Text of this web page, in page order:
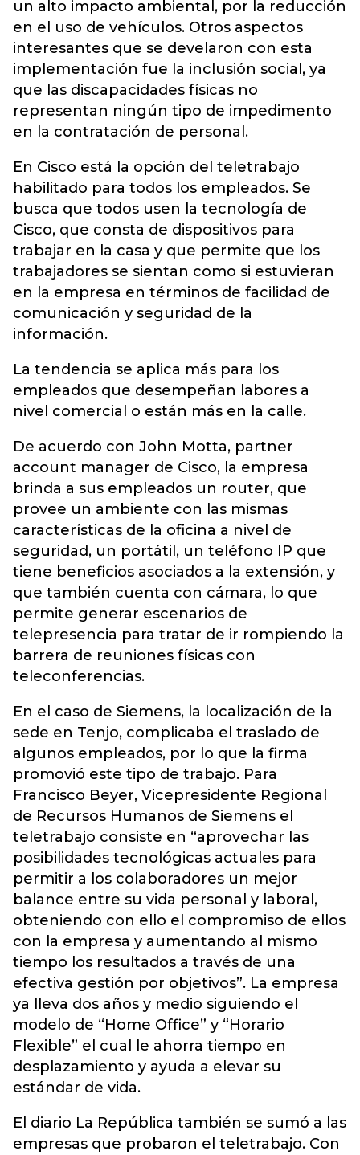
un alto impacto ambiental, por la reducción
en el uso de vehículos. Otros aspectos
interesantes que se develaron con esta
implementación fue la inclusión social, ya
que las discapacidades físicas no
representan ningún tipo de impedimento
en la contratación de personal.
En Cisco está la opción del teletrabajo
habilitado para todos los empleados. Se
busca que todos usen la tecnología de
Cisco, que consta de dispositivos para
trabajar en la casa y que permite que los
trabajadores se sientan como si estuvieran
en la empresa en términos de facilidad de
comunicación y seguridad de la
información.
La tendencia se aplica más para los
empleados que desempeñan labores a
nivel comercial o están más en la calle.
De acuerdo con John Motta, partner
account manager de Cisco, la empresa
brinda a sus empleados un router, que
provee un ambiente con las mismas
características de la oficina a nivel de
seguridad, un portátil, un teléfono IP que
tiene beneficios asociados a la extensión, y
que también cuenta con cámara, lo que
permite generar escenarios de
telepresencia para tratar de ir rompiendo la
barrera de reuniones físicas con
teleconferencias.
En el caso de Siemens, la localización de la
sede en Tenjo, complicaba el traslado de
algunos empleados, por lo que la firma
promovió este tipo de trabajo. Para
Francisco Beyer, Vicepresidente Regional
de Recursos Humanos de Siemens el
teletrabajo consiste en “aprovechar las
posibilidades tecnológicas actuales para
permitir a los colaboradores un mejor
balance entre su vida personal y laboral,
obteniendo con ello el compromiso de ellos
con la empresa y aumentando al mismo
tiempo los resultados a través de una
efectiva gestión por objetivos”. La empresa
ya lleva dos años y medio siguiendo el
modelo de “Home Office” y “Horario
Flexible” el cual le ahorra tiempo en
desplazamiento y ayuda a elevar su
estándar de vida.
El diario La República también se sumó a las
empresas que probaron el teletrabajo. Con